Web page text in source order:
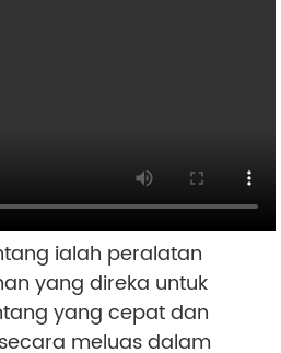
ialah peralatan
yang direka untuk
yang cepat dan
meluas dalam